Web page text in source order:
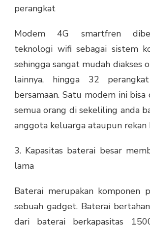
perangkat
Modem 4G smartfren
teknologi wifi sebagai sistem
sehingga sangat mudah diakses
lainnya, hingga 32
bersamaan. Satu modem ini
semua orang di sekeliling anda
anggota keluarga ataupun rekan
3. Kapasitas baterai besar
lama
Baterai merupakan komponen
sebuah gadget. Baterai
dari baterai berkapasitas